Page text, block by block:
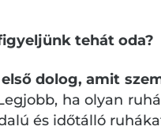
tehát oda?
dolog, amit
ha olyan
és időtálló